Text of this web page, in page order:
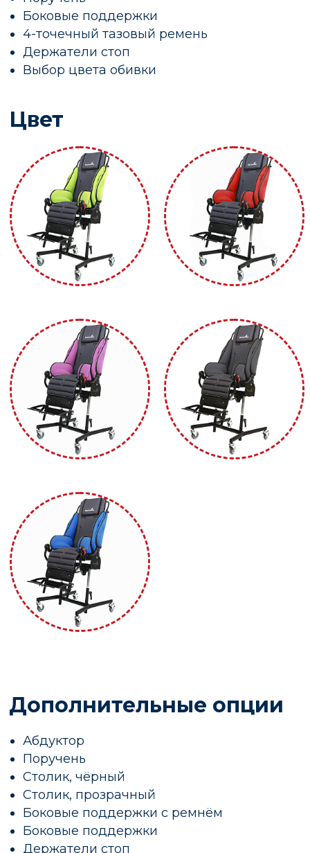
Боковые поддержки
4-точечный тазовый ремень
Держатели стоп
Выбор цвета обивки
Цвет
Дополнительные опции
Абдуктор
Поручень
Столик, чёрный
Столик, прозрачный
Боковые поддержки с ремнём
Боковые поддержки
Держатели стоп